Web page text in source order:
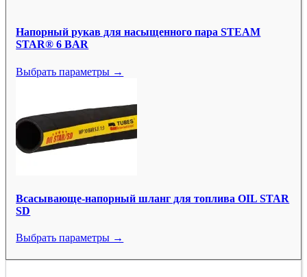
Напорный рукав для насыщенного пара STEAM
STAR® 6 BAR
Выбрать параметры →
Всасывающе-напорный шланг для топлива OIL STAR
SD
Выбрать параметры →